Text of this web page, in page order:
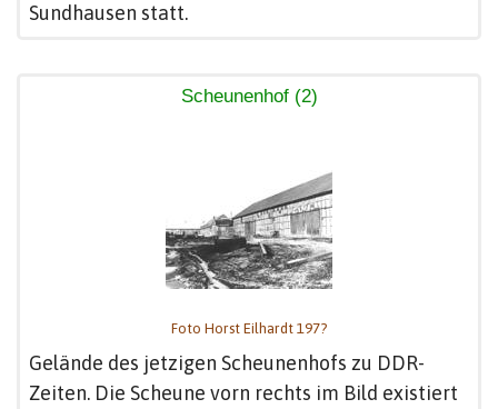
Sundhausen statt.
Scheunenhof (2)
Foto Horst Eilhardt 197?
Gelände des jetzigen Scheunenhofs zu DDR-
Zeiten. Die Scheune vorn rechts im Bild existiert